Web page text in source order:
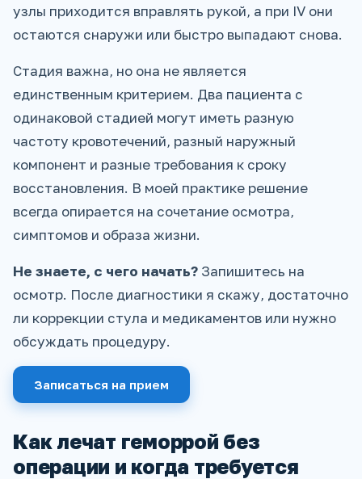
узлы приходится вправлять рукой, а при IV они
остаются снаружи или быстро выпадают снова.
Стадия важна, но она не является
единственным критерием. Два пациента с
одинаковой стадией могут иметь разную
частоту кровотечений, разный наружный
компонент и разные требования к сроку
восстановления. В моей практике решение
всегда опирается на сочетание осмотра,
симптомов и образа жизни.
Не знаете, с чего начать? Запишитесь на
осмотр. После диагностики я скажу, достаточно
ли коррекции стула и медикаментов или нужно
обсуждать процедуру.
Записаться на прием
Как лечат геморрой без
операции и когда требуется